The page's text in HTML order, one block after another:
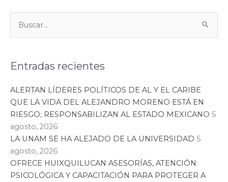
Buscar:
Entradas recientes
ALERTAN LÍDERES POLÍTICOS DE AL Y EL CARIBE
QUE LA VIDA DEL ALEJANDRO MORENO ESTÁ EN
RIESGO; RESPONSABILIZAN AL ESTADO MEXICANO 5
agosto, 2026
LA UNAM SE HA ALEJADO DE LA UNIVERSIDAD 5
agosto, 2026
OFRECE HUIXQUILUCAN ASESORÍAS, ATENCIÓN
PSICOLÓGICA Y CAPACITACIÓN PARA PROTEGER A